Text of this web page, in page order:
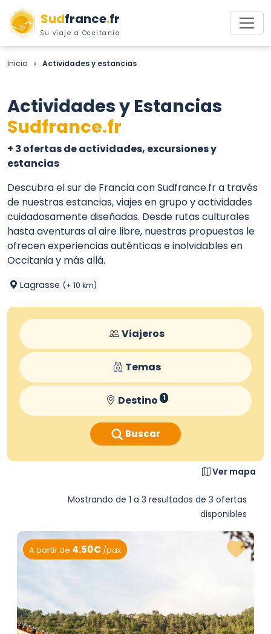
Sudfrance.fr
Su viaje a Occitania
Inicio > Actividades y estancias
Actividades y Estancias
Sudfrance.fr
+ 3 ofertas de actividades, excursiones y
estancias
Descubra el sur de Francia con Sudfrance.fr a través
de nuestras estancias, viajes en grupo y actividades
cuidadosamente diseñadas. Desde rutas culturales
hasta aventuras al aire libre, nuestras propuestas le
ofrecen experiencias auténticas e inolvidables en
Occitania y más allá.
Lagrasse (+ 10 km)
Viajeros
Temas
Destino 1
Buscar
Ver mapa
Mostrando de 1 a 3 resultados de 3 ofertas
disponibles
A partir de 4.50€ /pax